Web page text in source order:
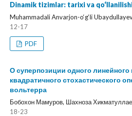
Dinamik tizimlar: tarixi va
Muhammadali Anvarjon-o‘g‘li
12-17
PDF
О суперпозиции одного линейного
квадратичного стохастического
вольтерра
Бобохон Мамуров, Шахноза
18-23